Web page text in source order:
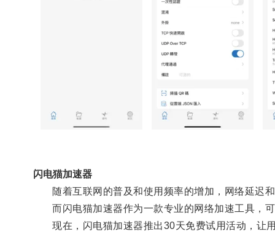
闪电猫加速器
随着互联网的普及和使用频率的增加，网络延迟
而闪电猫加速器作为一款专业的网络加速工具，可
现在，闪电猫加速器推出30天免费试用活动，让